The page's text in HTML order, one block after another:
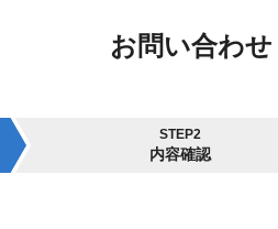
お問い合わせ
STEP2
内容確認